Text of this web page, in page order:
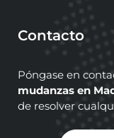
Contacto
Póngase en
mudanzas en
de resolver